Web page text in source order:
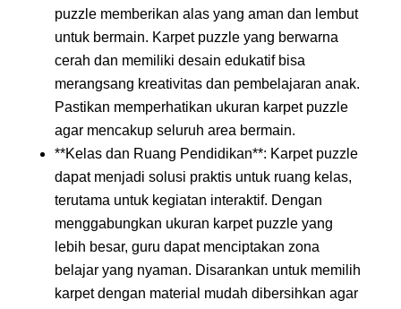
puzzle memberikan alas yang aman dan lembut
untuk bermain. Karpet puzzle yang berwarna
cerah dan memiliki desain edukatif bisa
merangsang kreativitas dan pembelajaran anak.
Pastikan memperhatikan ukuran karpet puzzle
agar mencakup seluruh area bermain.
**Kelas dan Ruang Pendidikan**: Karpet puzzle
dapat menjadi solusi praktis untuk ruang kelas,
terutama untuk kegiatan interaktif. Dengan
menggabungkan ukuran karpet puzzle yang
lebih besar, guru dapat menciptakan zona
belajar yang nyaman. Disarankan untuk memilih
karpet dengan material mudah dibersihkan agar